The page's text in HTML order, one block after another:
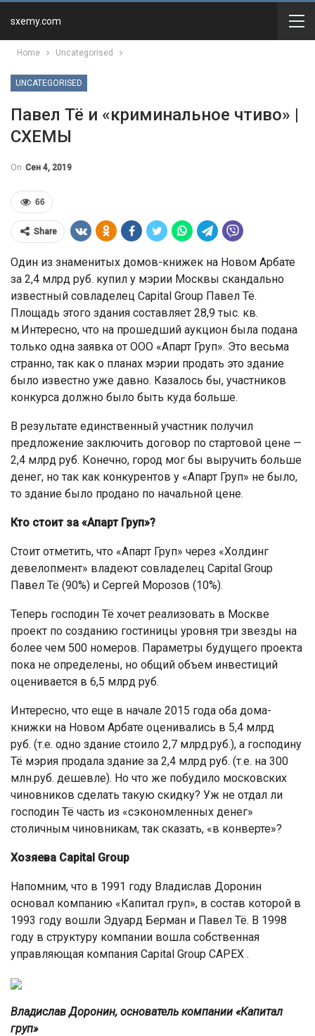
sxemy.com
Home Uncategorised
UNCATEGORISED
Павел Тё и «криминальное чтиво» |
СХЕМЫ
On Сен 4, 2019
66
Share
Один из знаменитых домов-книжек на Новом Арбате
за 2,4 млрд руб. купил у мэрии Москвы скандально
известный совладелец Capital Group Павел Тё.
Площадь этого здания составляет 28,9 тыс. кв.
м.Интересно, что на прошедший аукцион была подана
только одна заявка от ООО «Апарт Груп». Это весьма
странно, так как о планах мэрии продать это здание
было известно уже давно. Казалось бы, участников
конкурса должно было быть куда больше.
В результате единственный участник получил
предложение заключить договор по стартовой цене —
2,4 млрд руб. Конечно, город мог бы выручить больше
денег, но так как конкурентов у «Апарт Груп» не было,
то здание было продано по начальной цене.
Кто стоит за «Апарт Груп»?
Стоит отметить, что «Апарт Груп» через «Холдинг
девелопмент» владеют совладелец Capital Group
Павел Тё (90%) и Сергей Морозов (10%).
Теперь господин Тё хочет реализовать в Москве
проект по созданию гостиницы уровня три звезды на
более чем 500 номеров. Параметры будущего проекта
пока не определены, но общий объем инвестиций
оценивается в 6,5 млрд руб.
Интересно, что еще в начале 2015 года оба дома-
книжки на Новом Арбате оценивались в 5,4 млрд
руб. (т.е. одно здание стоило 2,7 млрд.руб.), а господину
Тё мэрия продала здание за 2,4 млрд руб. (т.е. на 300
млн.руб. дешевле). Но что же побудило московских
чиновников сделать такую скидку? Уж не отдал ли
господин Тё часть из «сэкономленных денег»
столичным чиновникам, так сказать, «в конверте»?
Хозяева Capital Group
Напомним, что в 1991 году Владислав Доронин
основал компанию «Капитал груп», в состав которой в
1993 году вошли Эдуард Берман и Павел Тё. В 1998
году в структуру компании вошла собственная
управляющая компания Capital Group CAPEX .
Владислав Доронин, основатель компании «Капитал
груп»